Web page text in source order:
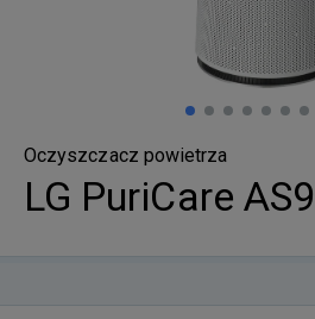
Oczyszczacz powietrza
LG PuriCare